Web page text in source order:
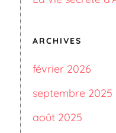
ARCHIVES
février 2026
septembre 2025
août 2025